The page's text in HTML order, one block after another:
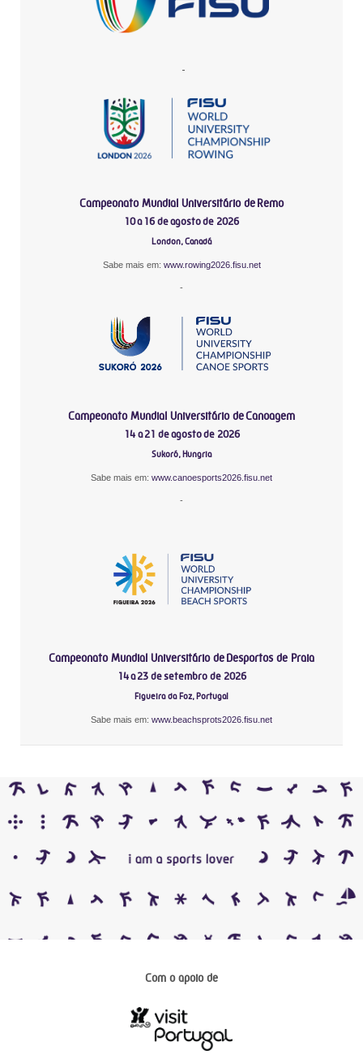
-
Campeonato Mundial Universitário de Remo
10 a 16 de agosto de 2026
London, Canadá
Sabe mais em: www.rowing2026.fisu.net
-
Campeonato Mundial Universitário de Canoagem
14 a 21 de agosto de 2026
Sukoró, Hungria
Sabe mais em: www.canoesports2026.fisu.net
-
Campeonato Mundial Universitário de Desportos de Praia
14 a 23 de setembro de 2026
Figueira da Foz, Portugal
Sabe mais em: www.beachsprots2026.fisu.net
Com o apoio de